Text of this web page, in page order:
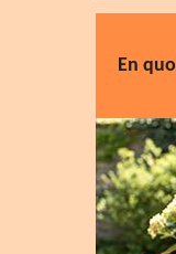
En